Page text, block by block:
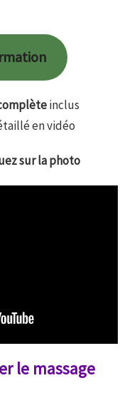
inclus
en vidéo
sur la photo
le massage